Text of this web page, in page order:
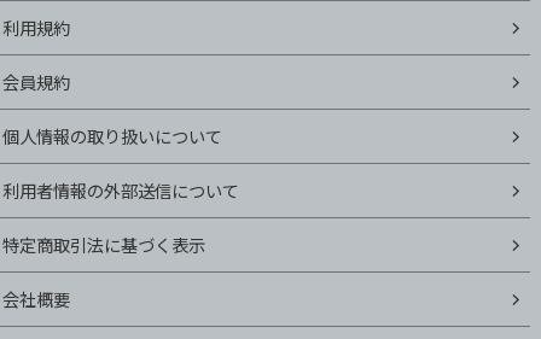
利用規約
会員規約
個人情報の取り扱いについて
利用者情報の外部送信について
特定商取引法に基づく表示
会社概要